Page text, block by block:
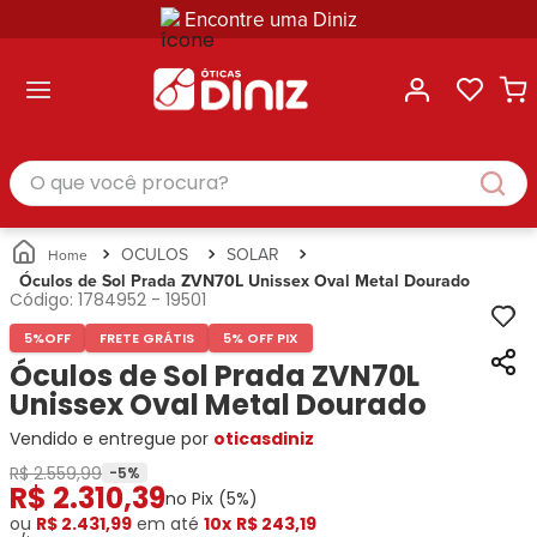
Encontre uma Diniz
Masculino
Feminino
Infantil
Unissex
Busque
Por
Marcas
Ana
Hickmann
Bulget
Miu-
Guess
Lacoste
Categorias
Masculino
Feminino
Infantil
Unissex
Busque
Por
Marcas
Ray-
Ban
Prada
Hickmann
Tecnol
Correntes
para
Óculos
Estojos
para
Óculos
Soluções
Cuidados
Busque
Ray-
Ban
Prada
Armani
Exchange
Tommy
Hilfiger
Ana
Guess
Speedo
Categoria
Armações
de Óculos
Óculos
de Sol
Corrente
para
Óculos
Estojo
para
Óculos
Gênero
Masculino
Feminino
O que você procura?
OCULOS
SOLAR
Óculos de Sol Prada ZVN70L Unissex Oval Metal Dourado
Código: 1784952 - 19501
5%OFF FRETE GRÁTIS 5% OFF PIX
Óculos de Sol Prada ZVN70L
Unissex Oval Metal Dourado
Vendido e entregue por oticasdiniz
R$ 2.559,99 -5%
R$ 2.310,39no Pix (5%)
ou R$ 2.431,99 em até 10x R$ 243,19